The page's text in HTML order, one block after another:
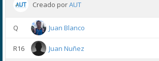
Creado porAUT
Q Juan Blanco
R16 Juan Nuñez